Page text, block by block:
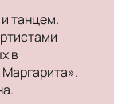
танцем.
в